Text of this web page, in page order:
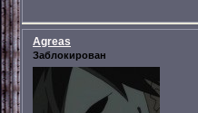
Agreas
Заблокирован